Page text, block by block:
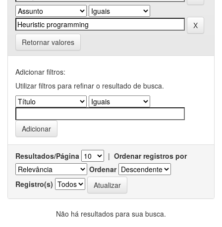
Retornar valores
Adicionar filtros:
Utilizar filtros para refinar o resultado de busca.
Resultados/Página | Ordenar registros por
Ordenar
Registro(s)
Não há resultados para sua busca.